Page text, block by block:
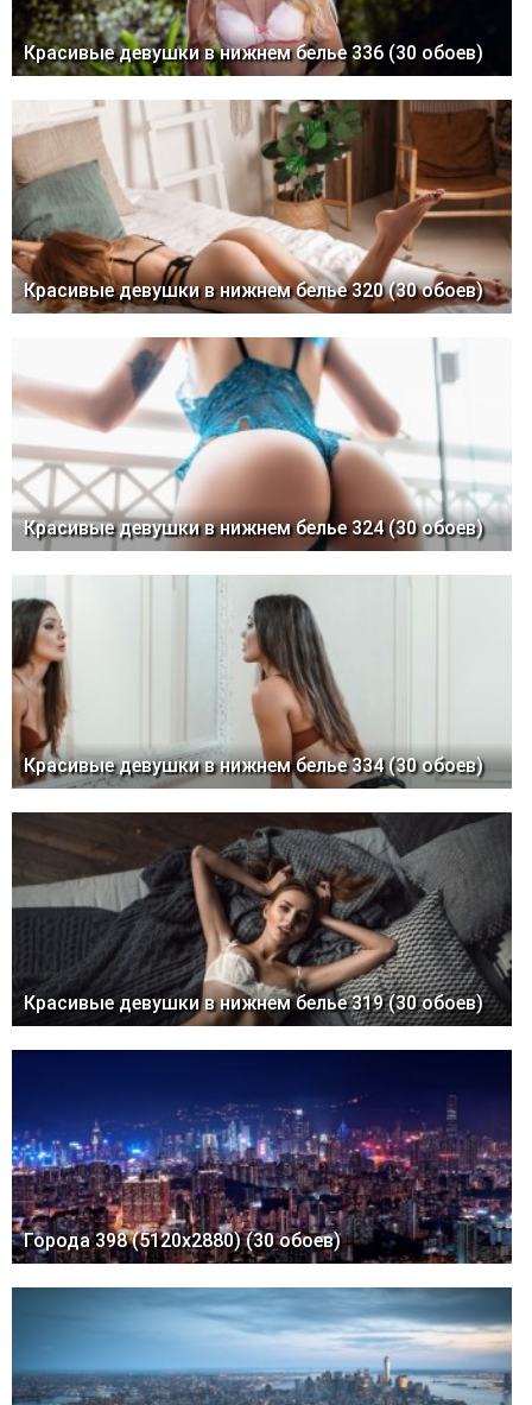
Красивые девушки в нижнем белье 336 (30 обоев)
Красивые девушки в нижнем белье 320 (30 обоев)
Красивые девушки в нижнем белье 324 (30 обоев)
Красивые девушки в нижнем белье 334 (30 обоев)
Красивые девушки в нижнем белье 319 (30 обоев)
Города 398 (5120x2880) (30 обоев)